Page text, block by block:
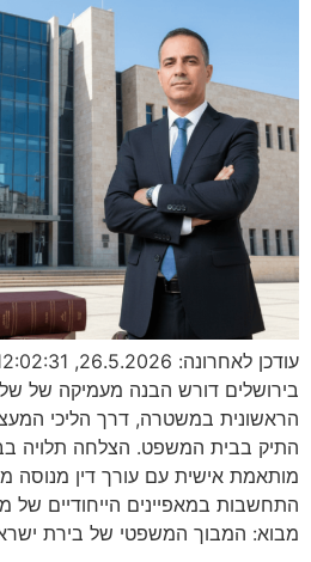
בירושלים דורש הבנה מעמיקה של
הראשונית במשטרה, דרך הליכי
התיק בבית המשפט. הצלחה תלויה
מותאמת אישית עם עורך דין מנוסה
התחשבות במאפיינים הייחודיים
מבוא: המבוך המשפטי של בירת